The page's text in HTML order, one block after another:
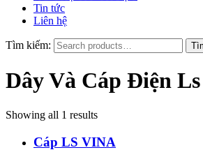
Tin tức
Liên hệ
Tìm kiếm:
Dây Và Cáp Điện
Showing all 1 results
Cáp LS VINA